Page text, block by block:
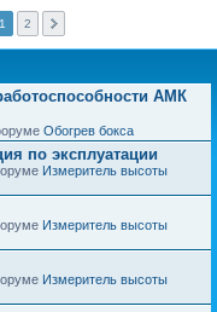
1 2
АМК
Обогрев бокса
по эксплуатации
Измеритель высоты
Измеритель высоты
Измеритель высоты